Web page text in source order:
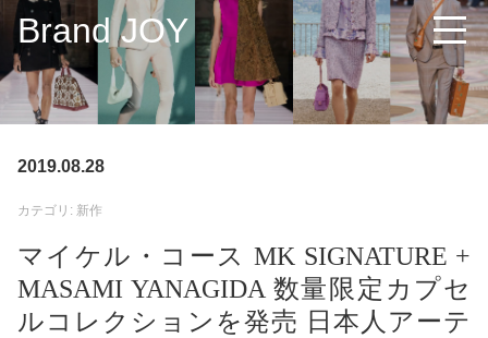
Brand JOY
2019.08.28
カテゴリ: 新作
マイケル・コース MK SIGNATURE +
MASAMI YANAGIDA 数量限定カプセ
ルコレクションを発売 日本人アーテ